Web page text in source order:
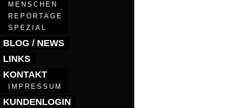
MENSCHEN
REPORTAGE
SPEZIAL
BLOG / NEWS
LINKS
KONTAKT
IMPRESSUM
KUNDENLOGIN